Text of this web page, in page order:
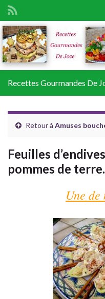
Search for:
Recettes Gourmandes De
Retour à Amuses
Feuilles
pommes de terre.
Une de